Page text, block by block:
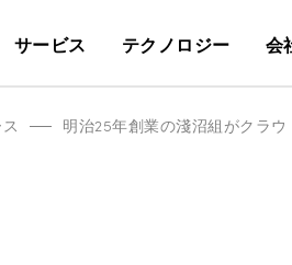
サービス テクノロジー 会